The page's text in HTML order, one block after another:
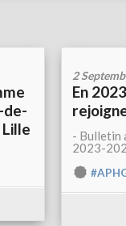
de-
2
En
- Bulletin
2023-